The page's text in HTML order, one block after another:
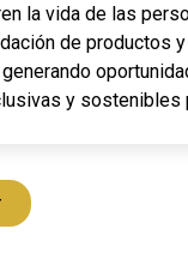
la vida de las
de productos
y sostenibles